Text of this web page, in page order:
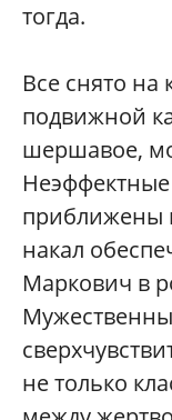
тогда.
Все снято на
подвижной
шершавое,
приближены
накал
Маркович в
не только